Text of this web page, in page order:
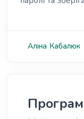
Аліна Кабалюк